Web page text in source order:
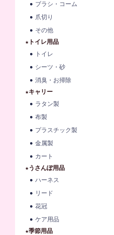
ブラシ・コーム
爪切り
その他
★トイレ用品
トイレ
シーツ・砂
消臭・お掃除
★キャリー
ラタン製
布製
プラスチック製
金属製
カート
★うさんぽ用品
ハーネス
リード
花冠
ケア用品
★季節用品